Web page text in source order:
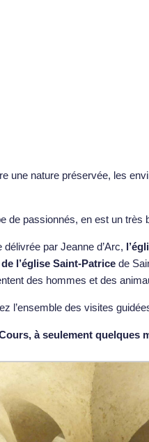
une nature préservée, les
de passionnés, en est un très
par Jeanne d’Arc,
l’église Saint-Patrice de
des hommes et des
des visites
à seulement